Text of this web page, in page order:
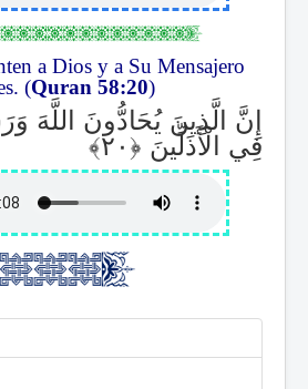
a Dios y a Su Mensajero
(Quran 58:20)
إِنَّ الَّذِينَ يُحَادُّونَ اللَّهَ
فِي الْأَذَلِّينَ